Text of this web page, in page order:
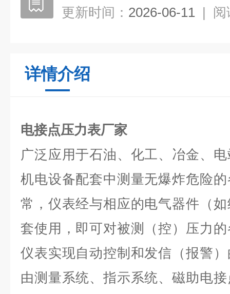
更新时间： 2026-06-11 | 阅
详情介绍
电接点压力表厂家
广泛应用于石油、化工、冶金、
机电设备配套中测量无爆炸危险
常，仪表经与相应的电气器件（
套使用，即可对被测（控）压力
仪表实现自动控制和发信（报警
由测量系统、指示系统、磁助电